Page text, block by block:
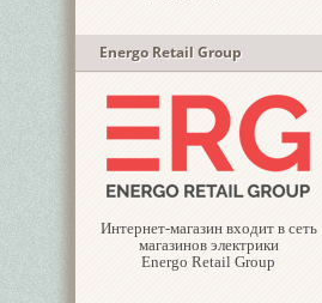
Energo Retail Group
Интернет-магазин входит в сеть
магазинов электрики
Energo Retail Group